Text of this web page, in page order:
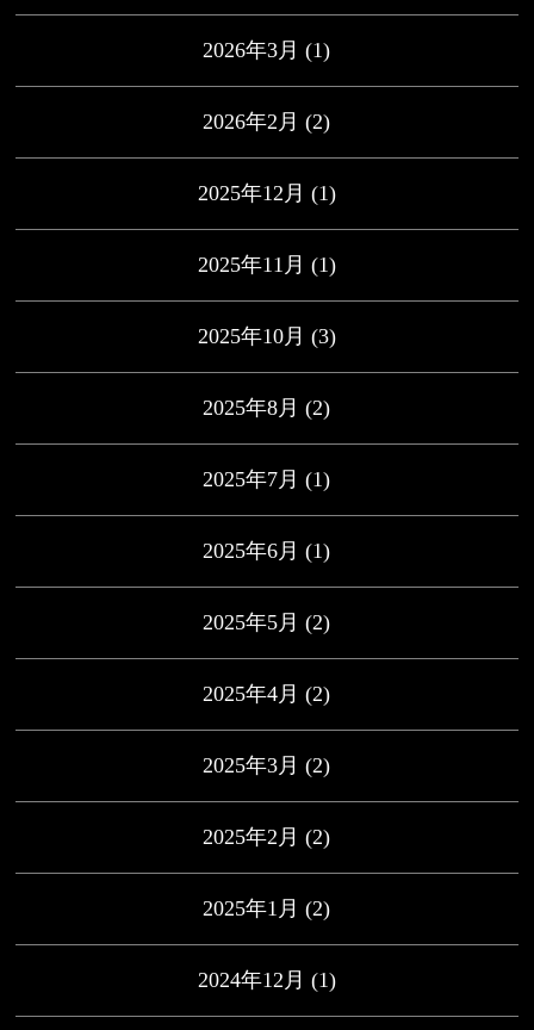
2026年3月 (1)
2026年2月 (2)
2025年12月 (1)
2025年11月 (1)
2025年10月 (3)
2025年8月 (2)
2025年7月 (1)
2025年6月 (1)
2025年5月 (2)
2025年4月 (2)
2025年3月 (2)
2025年2月 (2)
2025年1月 (2)
2024年12月 (1)